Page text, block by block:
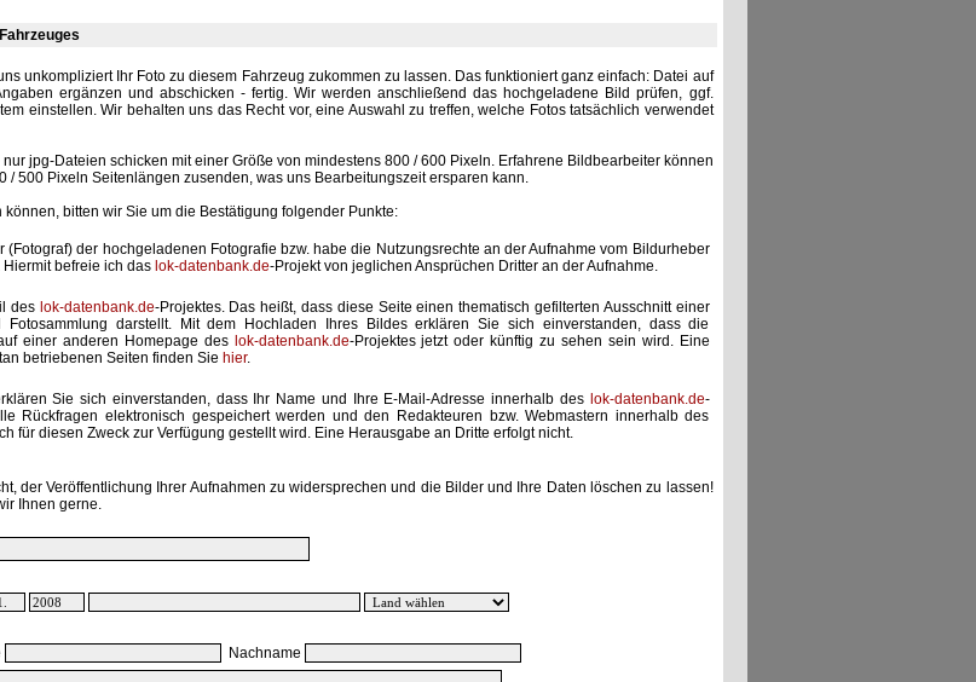
unkompliziert Ihr Foto zu diesem Fahrzeug zukommen zu lassen. Das funktioniert ganz einfach: Datei auf
ergänzen und abschicken - fertig. Wir werden anschließend das hochgeladene Bild prüfen, ggf.
einstellen. Wir behalten uns das Recht vor, eine Auswahl zu treffen, welche Fotos tatsächlich verwendet
jpg-Dateien schicken mit einer Größe von mindestens 800 / 600 Pixeln. Erfahrene Bildbearbeiter können
/ 500 Pixeln Seitenlängen zusenden, was uns Bearbeitungszeit ersparen kann.
können, bitten wir Sie um die Bestätigung folgender Punkte:
(Fotograf) der hochgeladenen Fotografie bzw. habe die Nutzungsrechte an der Aufnahme vom Bildurheber
befreie ich das lok-datenbank.de-Projekt von jeglichen Ansprüchen Dritter an der Aufnahme.
des lok-datenbank.de-Projektes. Das heißt, dass diese Seite einen thematisch gefilterten Ausschnitt einer
Fotosammlung darstellt. Mit dem Hochladen Ihres Bildes erklären Sie sich einverstanden, dass die
einer anderen Homepage des lok-datenbank.de-Projektes jetzt oder künftig zu sehen sein wird. Eine
betriebenen Seiten finden Sie hier.
Sie sich einverstanden, dass Ihr Name und Ihre E-Mail-Adresse innerhalb des lok-datenbank.de-
Rückfragen elektronisch gespeichert werden und den Redakteuren bzw. Webmastern innerhalb des
für diesen Zweck zur Verfügung gestellt wird. Eine Herausgabe an Dritte erfolgt nicht.
der Veröffentlichung Ihrer Aufnahmen zu widersprechen und die Bilder und Ihre Daten löschen zu lassen!
Ihnen gerne.
Nachname